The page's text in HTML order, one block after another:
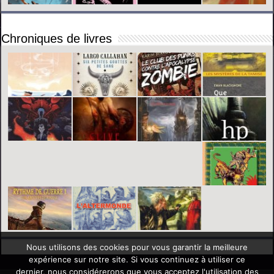
Chroniques de livres
Nous utilisons des cookies pour vous garantir la meilleure
expérience sur notre site. Si vous continuez à utiliser ce
dernier, nous considérerons que vous acceptez l'utilisation des